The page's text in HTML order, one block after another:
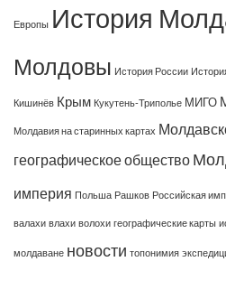
Европы История
Молдовы История России
Кишинёв Крым Кукутень-Триполье МИГО
Молдавия на старинных картах
географическое общество
империя Польша Рашков Российская
валахи влахи волохи географические карты
молдаване новости топонимия